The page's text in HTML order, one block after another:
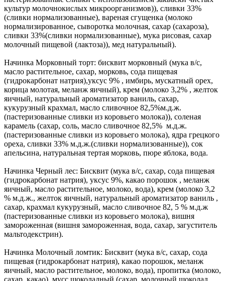
культур молочнокислых микроорганизмов)), сливки 33%
(сливки нормализованные), вареная сгущенка (молоко
нормализированное, сыворотка молочная, сахар (сахароза),
сливки 33%(сливки нормализованные), мука рисовая, сахар
молочный пищевой (лактоза)), мед натуральный).
Начинка Морковный торт: бисквит морковный (мука в/с,
масло растительное, сахар, морковь, сода пищевая
(гидрокарбонат натрия),уксус 9% , имбирь, мускатный орех,
корица молотая, меланж яичный), крем (молоко 3,2% , желток
яичный, натуральный ароматизатор ваниль, сахар,
кукурузный крахмал, масло сливочное 82,5%м.д.ж.
(пастеризованные сливки из коровьего молока)), соленая
карамель (сахар, соль, масло сливочное 82,5% м.д.ж.
(пастеризованные сливки из коровьего молока), ядра грецкого
ореха, сливки 33% м.д.ж.(сливки нормализованные)), сок
апельсина, натуральная тертая морковь, пюре яблока, вода.
Начинка Черный лес: Бисквит (мука в/с, сахар, сода пищевая
(гидрокарбонат натрия), уксус 9%, какао порошок , меланж
яичный, масло растительное, молоко, вода), крем (молоко 3,2
% м.д.ж., желток яичный, натуральный ароматизатор ваниль ,
сахар, крахмал кукурузный, масло сливочное 82, 5 % м.д.ж
(пастеризованные сливки из коровьего молока), вишня
замороженная (вишня замороженная, вода, сахар, загуститель
мальтодекстрин).
Начинка Молочный ломтик: Бисквит (мука в/с, сахар, сода
пищевая (гидрокарбонат натрия), какао порошок, меланж
яичный, масло растительное, молоко, вода), пропитка (молоко,